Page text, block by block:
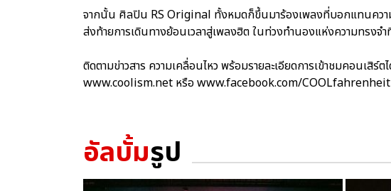
จากนั้น ศิลปิน RS Original ทั้งหมดก็ขึ้นมาร้องเพลงที่บอกแทนความ
ส่งท้ายการเดินทางย้อนเวลาสู่เพลงฮิต ในท่วงทำนองแห่งความทรงจ
ติดตามข่าวสาร ความเคลื่อนไหว พร้อมรายละเอียดการเข้าชมคอนเสิ
www.coolism.net หรือ www.facebook.com/
อัลบั้มรูป